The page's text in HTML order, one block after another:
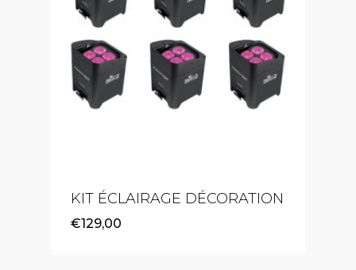
KIT ÉCLAIRAGE DÉCORATION
€129,00